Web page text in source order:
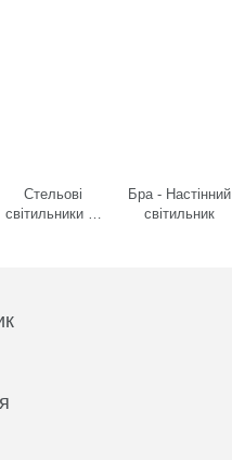
Стельові
світильники та
Бра - Настінний
світильник